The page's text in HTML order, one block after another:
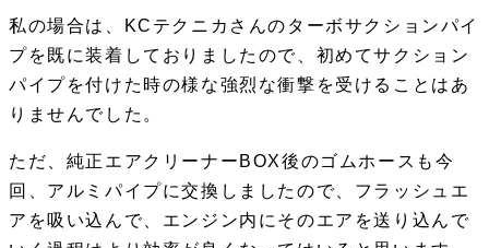
私の場合は、KCテクニカさんのターボサクションパイ
プを既に装着しておりましたので、初めてサクション
パイプを付けた時の様な強烈な衝撃を受けることはあ
りませんでした。
ただ、純正エアクリーナーBOX後のゴムホースも今
回、アルミパイプに交換しましたので、フラッシュエ
アを吸い込んで、エンジン内にそのエアを送り込んで